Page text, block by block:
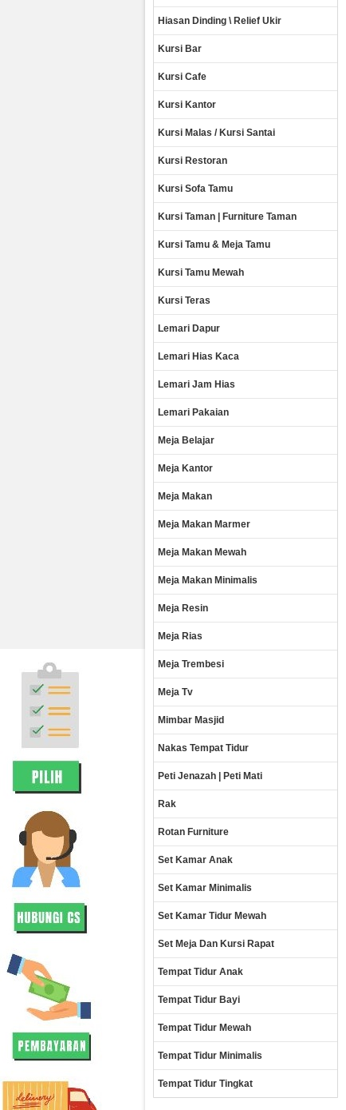
Hiasan Dinding \ Relief Ukir
Kursi Bar
Kursi Cafe
Kursi Kantor
Kursi Malas / Kursi Santai
Kursi Restoran
Kursi Sofa Tamu
Kursi Taman | Furniture Taman
Kursi Tamu & Meja Tamu
Kursi Tamu Mewah
Kursi Teras
Lemari Dapur
Lemari Hias Kaca
Lemari Jam Hias
Lemari Pakaian
Meja Belajar
Meja Kantor
Meja Makan
Meja Makan Marmer
Meja Makan Mewah
Meja Makan Minimalis
Meja Resin
Meja Rias
Meja Trembesi
Meja Tv
Mimbar Masjid
Nakas Tempat Tidur
Peti Jenazah | Peti Mati
Rak
Rotan Furniture
Set Kamar Anak
Set Kamar Minimalis
Set Kamar Tidur Mewah
Set Meja Dan Kursi Rapat
Tempat Tidur Anak
Tempat Tidur Bayi
Tempat Tidur Mewah
Tempat Tidur Minimalis
Tempat Tidur Tingkat